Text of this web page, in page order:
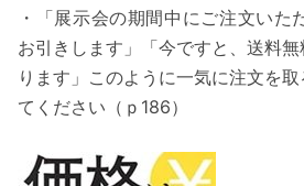
・「展示会の期間中にご注文いた
お引きします」「今ですと、送料
ります」このように一気に注文を
てください（ｐ186）